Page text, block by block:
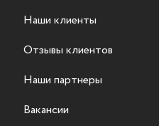
Наши клиенты
Отзывы клиентов
Наши партнеры
Вакансии